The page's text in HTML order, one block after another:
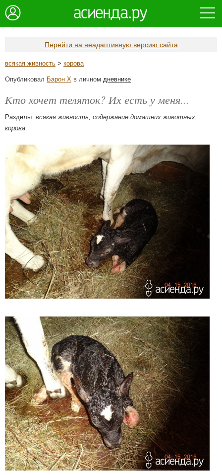
Перейти на неадаптивную версию сайта
всякая живность > корова
Опубликовал Барон Х в личном дневнике
Кто хочет теляток? Их есть у меня...
Разделы: всякая живность, содержание домашних животных,
корова